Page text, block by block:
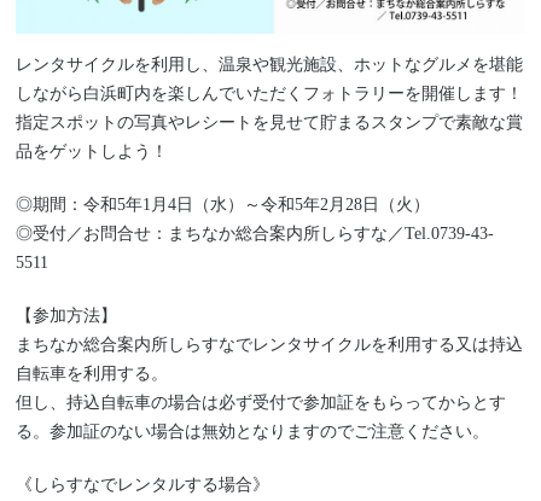
レンタサイクルを利用し、温泉や観光施設、ホットなグルメを堪能
しながら白浜町内を楽しんでいただくフォトラリーを開催します！
指定スポットの写真やレシートを見せて貯まるスタンプで素敵な賞
品をゲットしよう！
◎期間：令和5年1月4日（水）～令和5年2月28日（火）
◎受付／お問合せ：まちなか総合案内所しらすな／Tel.0739-43-
5511
【参加方法】
まちなか総合案内所しらすなでレンタサイクルを利用する又は持込
自転車を利用する。
但し、持込自転車の場合は必ず受付で参加証をもらってからとす
る。参加証のない場合は無効となりますのでご注意ください。
《しらすなでレンタルする場合》